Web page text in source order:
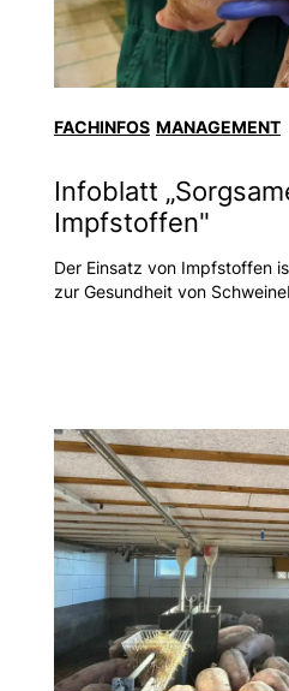
FACHINFOS MANAGEMENT
Infoblatt
Impfstoffen"
Der Einsatz von Impfstoffen
zur Gesundheit von